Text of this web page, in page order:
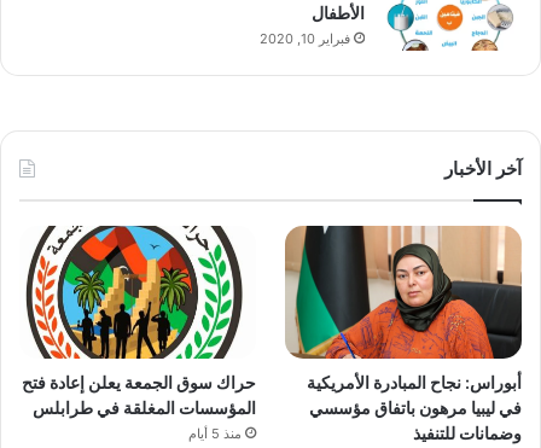
الأطفال
فبراير 10, 2020
آخر الأخبار
أبوراس: نجاح المبادرة الأمريكية
في ليبيا مرهون باتفاق مؤسسي
وضمانات للتنفيذ
حراك سوق الجمعة يعلن إعادة فتح
المؤسسات المغلقة في طرابلس
منذ 5 أيام